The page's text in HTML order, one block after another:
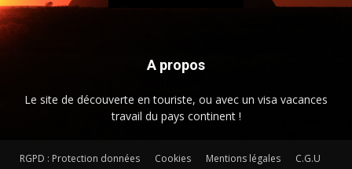
A propos
Le site de découverte en touriste, ou avec un visa vacances
travail du pays continent !
RGPD : Protection données Cookies Mentions légales
C.G.U